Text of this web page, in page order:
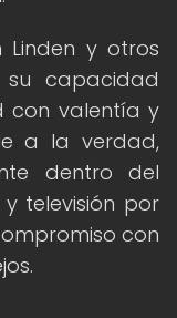
Linden y otros
su capacidad
con valentía y
a la verdad,
dentro del
televisión por
con